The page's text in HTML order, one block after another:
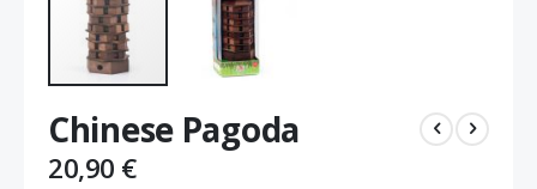
στην
αρχή
της
Chinese Pagoda
20,90 €